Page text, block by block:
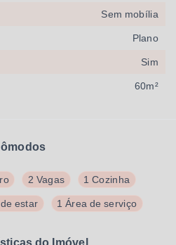
2 Vagas 1 Cozinha
estar 1 Área de serviço
do Imóvel
Sem mobília
Plano
Sim
60m²